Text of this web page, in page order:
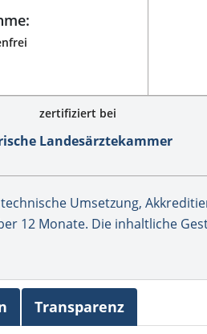
zertifiziert bei
Landesärztekammer
Umsetzung,
12 Monate. Die inhaltliche
Transparenz